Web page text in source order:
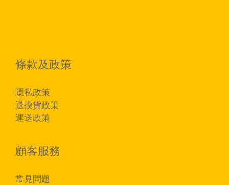
條款及政策
隱私政策
退換貨政策
運送政策
顧客服務
常見問題